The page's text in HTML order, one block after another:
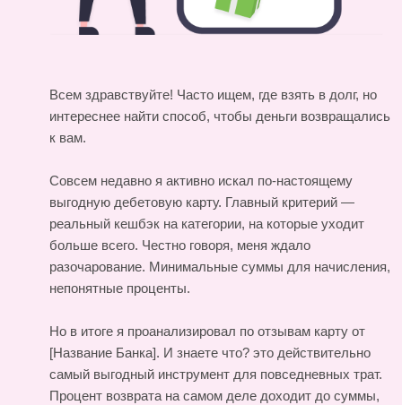
Всем здравствуйте! Часто ищем, где взять в долг, но
интереснее найти способ, чтобы деньги возвращались
к вам.
Совсем недавно я активно искал по-настоящему
выгодную дебетовую карту. Главный критерий —
реальный кешбэк на категории, на которые уходит
больше всего. Честно говоря, меня ждало
разочарование. Минимальные суммы для начисления,
непонятные проценты.
Но в итоге я проанализировал по отзывам карту от
[Название Банка]. И знаете что? это действительно
самый выгодный инструмент для повседневных трат.
Процент возврата на самом деле доходит до суммы,